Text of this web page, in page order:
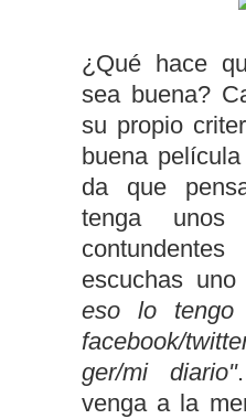
¿Qué hace
sea buena?
su propio
buena
da que
tenga unos
escuchas uno
eso lo tengo
facebook/
ger/mi diario"
venga a la